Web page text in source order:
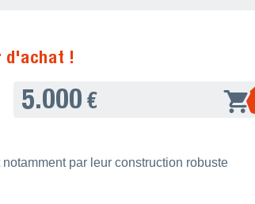
d'achat !
5.000 €
par leur construction robuste